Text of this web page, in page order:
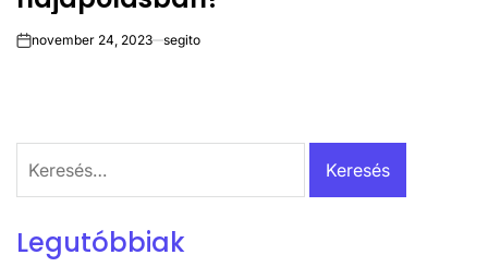
onnovember 24, 2023 segito
Legutóbbiak